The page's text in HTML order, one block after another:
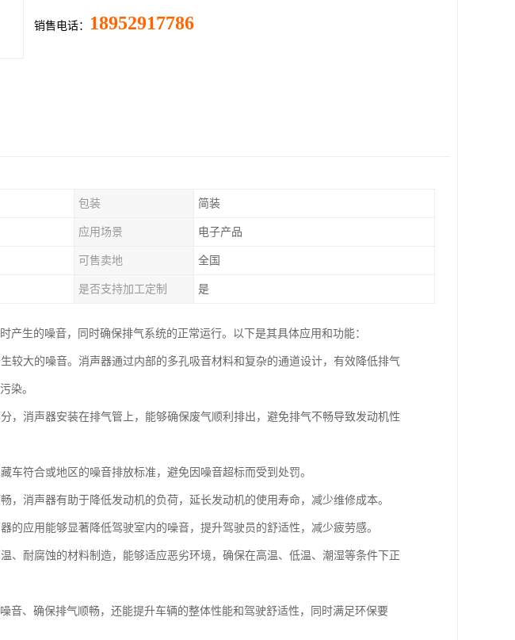
销售电话： 18952917786
包装 简装
应用场景 电子产品
可售卖地 全国
是否支持加工定制 是
产生的噪音，同时确保排气系统的正常运行。以下是其具体应用和功能：
较大的噪音。消声器通过内部的多孔吸音材料和复杂的通道设计，有效降低排气
染。
，消声器安装在排气管上，能够确保废气顺利排出，避免排气不畅导致发动机性
车符合或地区的噪音排放标准，避免因噪音超标而受到处罚。
，消声器有助于降低发动机的负荷，延长发动机的使用寿命，减少维修成本。
的应用能够显著降低驾驶室内的噪音，提升驾驶员的舒适性，减少疲劳感。
、耐腐蚀的材料制造，能够适应恶劣环境，确保在高温、低温、潮湿等条件下正
音、确保排气顺畅，还能提升车辆的整体性能和驾驶舒适性，同时满足环保要